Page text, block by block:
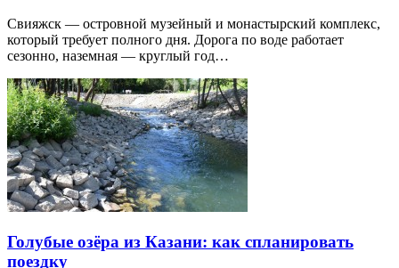
Свияжск — островной музейный и монастырский комплекс,
который требует полного дня. Дорога по воде работает
сезонно, наземная — круглый год…
Голубые озёра из Казани: как спланировать
поездку